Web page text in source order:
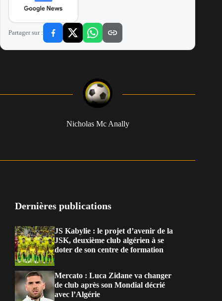
Partager sur :
Nicholas Mc Anally
Dernières publications
JS Kabylie : le projet d’avenir de la
JSK, deuxième club algérien à se
doter de son centre de formation
Mercato : Luca Zidane va changer
de club après son Mondial décrié
avec l’Algérie